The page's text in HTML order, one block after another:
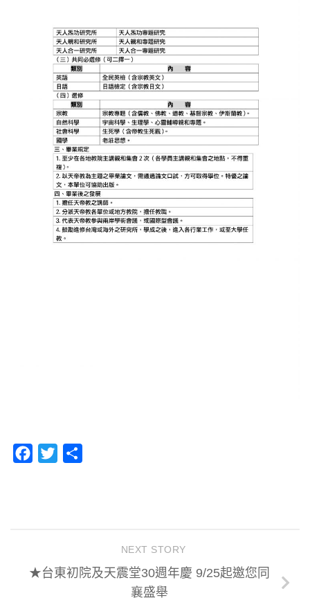
Facebook
Twitter
NEXT STORY
★台東初院及天震堂30週年慶 9/25起邀您同
襄盛舉